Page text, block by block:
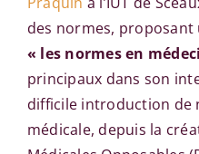
des normes,
« les normes en
principaux dans son
difficile introduction de
médicale, depuis la